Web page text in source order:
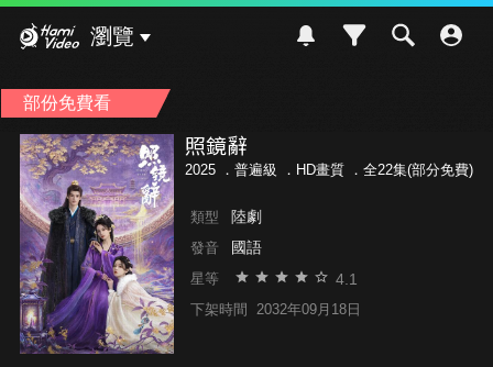
瀏覽
部份免費看
照鏡辭
2025 ． 普遍級 ．HD畫質 ．全22集(部分免費)
類型 陸劇
發音 國語
星等 4.1
下架時間 2032年09月18日